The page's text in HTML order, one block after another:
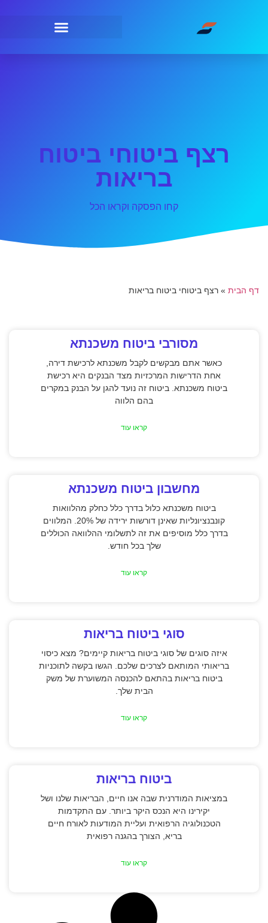
רצף ביטוחי ביטוח
בריאות
קחו הפסקה וקראו הכל
דף הבית » רצף ביטוחי ביטוח בריאות
מסורבי ביטוח משכנתא
כאשר אתם מבקשים לקבל משכנתא לרכישת דירה,
אחת הדרישות המרכזיות מצד הבנקים היא רכישת
ביטוח משכנתא. ביטוח זה נועד להגן על הבנק במקרים
בהם הלווה
קראו עוד
מחשבון ביטוח משכנתא
ביטוח משכנתא כלול בדרך כלל כחלק מהלוואות
קונבנציונליות שאינן דורשות ירידה של 20%. המלווים
בדרך כלל מוסיפים את זה לתשלומי ההלוואה הכוללים
שלך בכל חודש.
קראו עוד
סוגי ביטוח בריאות
איזה סוגים של סוגי ביטוח בריאות קיימים? מצא כיסוי
בריאותי המותאם לצרכים שלכם. הגשו בקשה לתוכניות
ביטוח בריאות בהתאם להכנסה המשוערת של משק
הבית שלך.
קראו עוד
ביטוח בריאות
במציאות המודרנית שבה אנו חיים, הבריאות שלנו ושל
יקירינו היא הנכס היקר ביותר. עם התקדמות
הטכנולוגיה הרפואית ועליית המודעות לאורח חיים
בריא, הצורך בהגנה רפואית
קראו עוד